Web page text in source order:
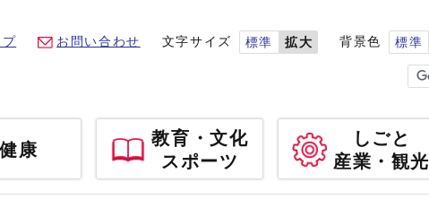
お問い合わせ 文字サイズ 標準 拡大 背景色 標準
健康
教育・文化
スポーツ
しごと
産業・観光